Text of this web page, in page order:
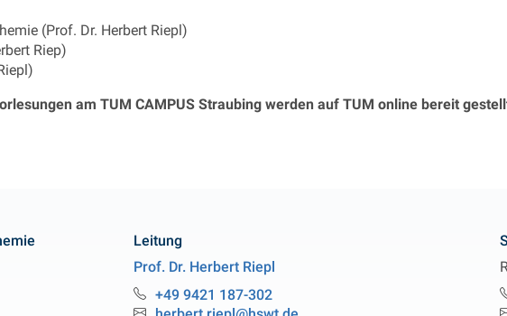
(Prof. Dr. Herbert Riepl)
Riep)
am TUM CAMPUS Straubing werden auf TUM online bereit
Leitung
Prof. Dr. Herbert Riepl
Professur Organisch-Analytische Chemie
Telefon:
+49 9421 187-302